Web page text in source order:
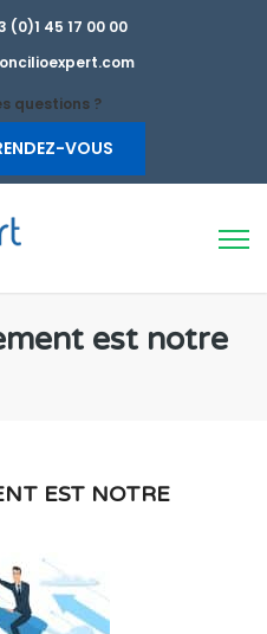
(0)1 45 17 00 00
questions ?
VOUS
est notre
EST NOTRE